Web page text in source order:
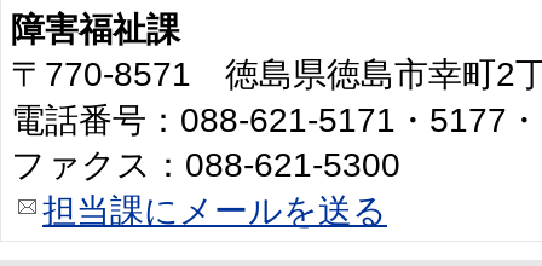
障害福祉課
〒770-8571 徳島県徳島市幸町2
電話番号：088-621-5171・5177
ファクス：088-621-5300
担当課にメールを送る